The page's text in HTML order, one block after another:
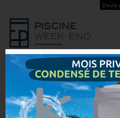
Devis
Des piscines
par des
Accueil Notre savoir-faire
s&r...
Des piscines exceptionnelles i...